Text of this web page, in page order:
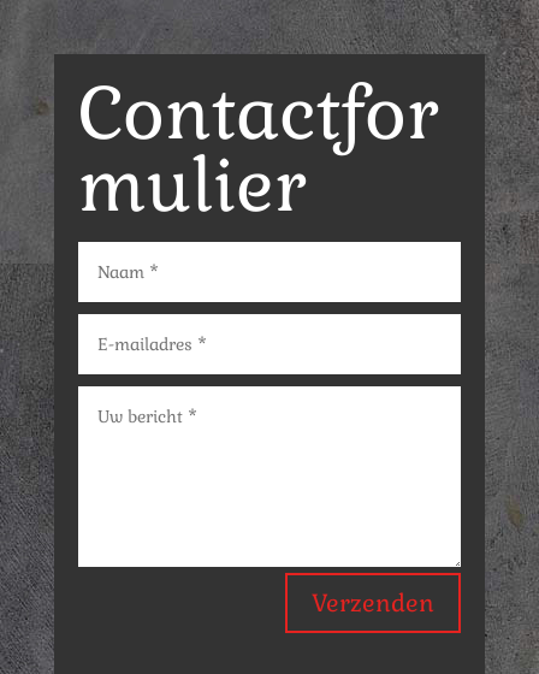
Contactfor
mulier
Verzenden